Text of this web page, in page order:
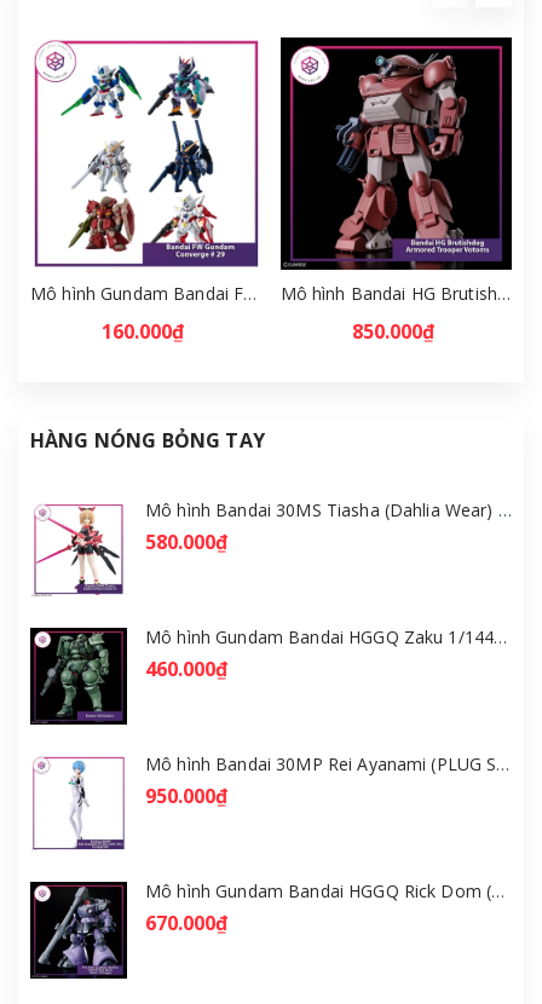
Mô hình Gundam Bandai FW Gundam Converge # 29 Full Set [GDB] [FCH]
160.000₫
Mô hình Bandai HG Brutishdog - Armored Trooper Votoms [GDB] [BHG]
850.000₫
HÀNG NÓNG BỎNG TAY
Mô hình Bandai 30MS Tiasha (Dahlia Wear) [Color B] [GDB] [30MS]
580.000₫
Mô hình Gundam Bandai HGGQ Zaku 1/144 – MSG GQuuuuuuX [GDB] [BHG]
460.000₫
Mô hình Bandai 30MP Rei Ayanami (PLUG SUIT Ver.) – Evangelion [GDB] [30MP]
950.000₫
Mô hình Gundam Bandai HGGQ Rick Dom (Gaia / Ortega) 1/144 [GDB] [BHG]
670.000₫